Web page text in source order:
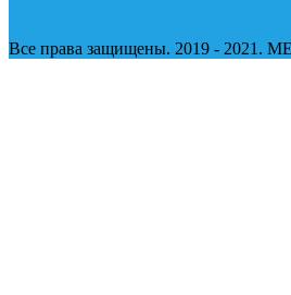
Все права защищены. 2019 - 2021.